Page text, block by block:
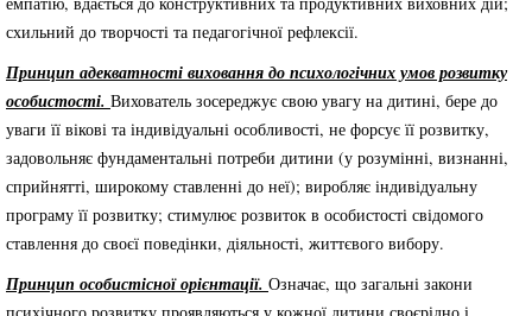
схильний до творчості та педагогічної рефлексії.
Принцип адекватності виховання до психологічних умов розвитку
особистості. Вихователь зосереджує свою увагу на дитині, бере до
уваги її вікові та індивідуальні особливості, не форсує її розвитку,
задовольняє фундаментальні потреби дитини (у розумінні, визнанні,
сприйнятті, широкому ставленні до неї); виробляє індивідуальну
програму її розвитку; стимулює розвиток в особистості свідомого
ставлення до своєї поведінки, діяльності, життєвого вибору.
Принцип особистісної орієнтації. Означає, що загальні закони